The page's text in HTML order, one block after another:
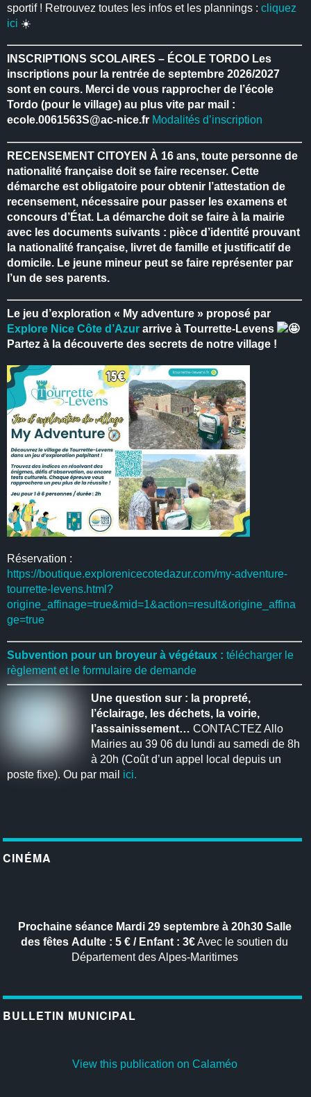
sportif ! Retrouvez toutes les infos et les plannings :cliquez
ici ☀️
INSCRIPTIONS SCOLAIRES – ÉCOLE TORDO Les
inscriptions pour la rentrée de septembre 2026/2027
sont en cours. Merci de vous rapprocher de l’école
Tordo (pour le village) au plus vite par mail :
ecole.0061563S@ac-nice.fr Modalités d’inscription
RECENSEMENT CITOYEN À 16 ans, toute personne de
nationalité française doit se faire recenser. Cette
démarche est obligatoire pour obtenir l’attestation de
recensement, nécessaire pour passer les examens et
concours d’État. La démarche doit se faire à la mairie
avec les documents suivants : pièce d’identité prouvant
la nationalité française, livret de famille et justificatif de
domicile. Le jeune mineur peut se faire représenter par
l’un de ses parents.
Le jeu d’exploration « My adventure » proposé par
Explore Nice Côte d’Azur arrive à Tourrette-Levens
Partez à la découverte des secrets de notre village !
Réservation :
https://boutique.explorenicecotedazur.com/my-adventure-
tourrette-levens.html?
origine_affinage=true&mid=1&action=result&origine_affina
ge=true
Subvention pour un broyeur à végétaux : télécharger le
règlement et le formulaire de demande
Une question sur : la propreté,
l’éclairage, les déchets, la voirie,
l’assainissement… CONTACTEZ Allo
Mairies au 39 06 du lundi au samedi de 8h
à 20h (Coût d’un appel local depuis un
poste fixe). Ou par mail ici.
CINÉMA
Prochaine séanceMardi 29 septembre à 20h30 Salle
des fêtes Adulte : 5 € / Enfant : 3€Avec le soutien du
Département des Alpes-Maritimes
BULLETIN MUNICIPAL
View this publication on Calaméo